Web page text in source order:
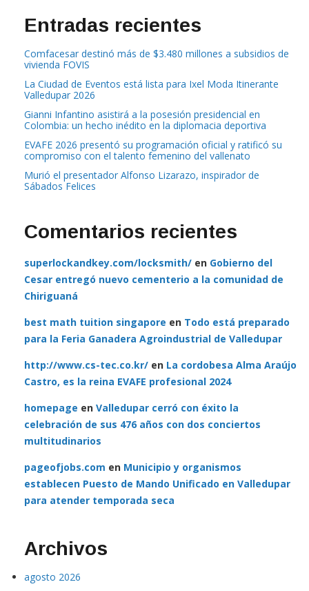
Entradas recientes
Comfacesar destinó más de $3.480 millones a subsidios de
vivienda FOVIS
La Ciudad de Eventos está lista para Ixel Moda Itinerante
Valledupar 2026
Gianni Infantino asistirá a la posesión presidencial en
Colombia: un hecho inédito en la diplomacia deportiva
EVAFE 2026 presentó su programación oficial y ratificó su
compromiso con el talento femenino del vallenato
Murió el presentador Alfonso Lizarazo, inspirador de
Sábados Felices
Comentarios recientes
superlockandkey.com/locksmith/ en Gobierno del
Cesar entregó nuevo cementerio a la comunidad de
Chiriguaná
best math tuition singapore en Todo está preparado
para la Feria Ganadera Agroindustrial de Valledupar
http://www.cs-tec.co.kr/ en La cordobesa Alma Araújo
Castro, es la reina EVAFE profesional 2024
homepage en Valledupar cerró con éxito la
celebración de sus 476 años con dos conciertos
multitudinarios
pageofjobs.com en Municipio y organismos
establecen Puesto de Mando Unificado en Valledupar
para atender temporada seca
Archivos
agosto 2026